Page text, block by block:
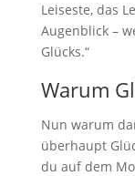
Leiseste, das
Augenblick –
Glücks.“
Warum
Nun warum
überhaupt
du auf dem